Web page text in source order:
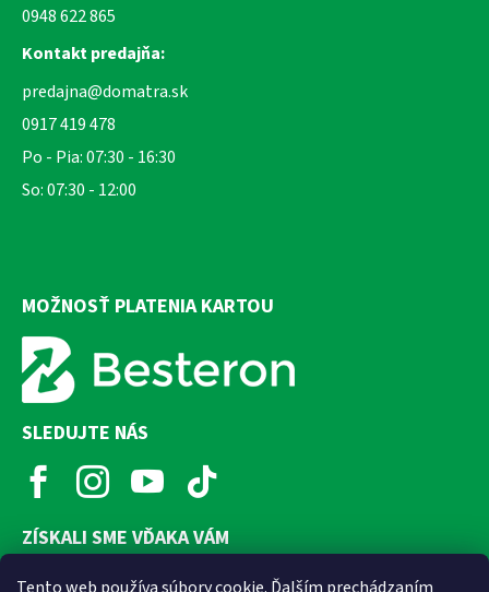
0948 622 865
Kontakt predajňa:
predajna@domatra.sk
0917 419 478
Po - Pia: 07:30 - 16:30
So: 07:30 - 12:00
MOŽNOSŤ PLATENIA KARTOU
SLEDUJTE NÁS
ZÍSKALI SME VĎAKA VÁM